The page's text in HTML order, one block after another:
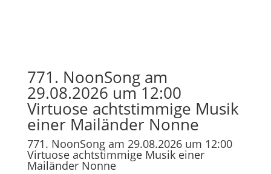
771. NoonSong am
29.08.2026 um 12:00
Virtuose achtstimmige Musik
einer Mailänder Nonne
771. NoonSong am 29.08.2026 um 12:00
Virtuose achtstimmige Musik einer
Mailänder Nonne